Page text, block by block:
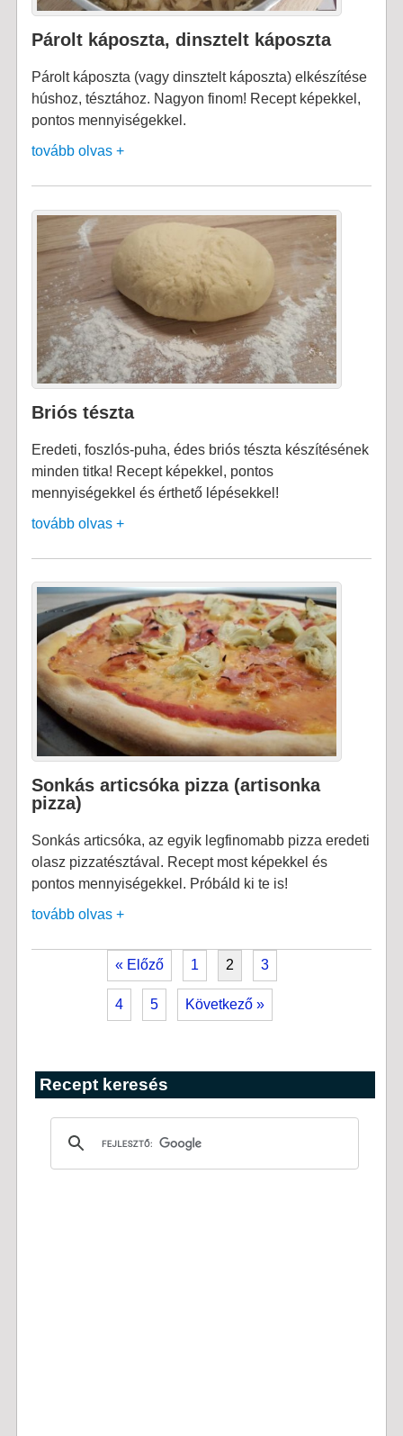
Párolt káposzta, dinsztelt káposzta
Párolt káposzta (vagy dinsztelt káposzta) elkészítése
húshoz, tésztához. Nagyon finom! Recept képekkel,
pontos mennyiségekkel.
tovább olvas +
Briós tészta
Eredeti, foszlós-puha, édes briós tészta készítésének
minden titka! Recept képekkel, pontos
mennyiségekkel és érthető lépésekkel!
tovább olvas +
Sonkás articsóka pizza (artisonka
pizza)
Sonkás articsóka, az egyik legfinomabb pizza eredeti
olasz pizzatésztával. Recept most képekkel és
pontos mennyiségekkel. Próbáld ki te is!
tovább olvas +
« Előző 1 2 3
4 5 Következő »
Recept keresés